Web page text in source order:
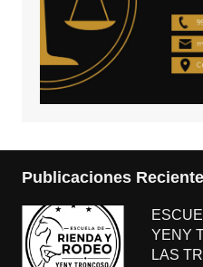
Publicaciones
YENY
LAS